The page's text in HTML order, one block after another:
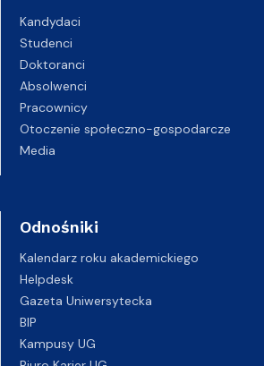
Kandydaci
Studenci
Doktoranci
Absolwenci
Pracownicy
Otoczenie społeczno-gospodarcze
Media
Odnośniki
Kalendarz roku akademickiego
Helpdesk
Gazeta Uniwersytecka
BIP
Kampusy UG